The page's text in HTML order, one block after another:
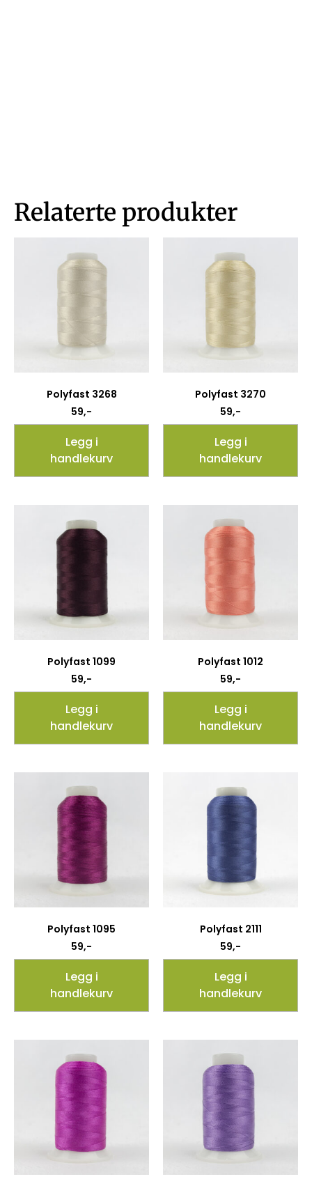
Relaterte produkter
Polyfast 3268
59,-
Legg i
handlekurv
Polyfast 3270
59,-
Legg i
handlekurv
Polyfast 1099
59,-
Legg i
handlekurv
Polyfast 1012
59,-
Legg i
handlekurv
Polyfast 1095
59,-
Legg i
handlekurv
Polyfast 2111
59,-
Legg i
handlekurv